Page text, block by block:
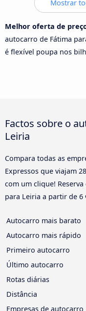
Mostrar
Melhor oferta de
autocarro de Fátima
é flexível poupa nos
Factos sobre o
Leiria
Compara todas as
Expressos que viajam
com um clique!
para Leiria a partir de 6
Autocarro mais barato
Autocarro mais rápido
Primeiro autocarro
Último autocarro
Rotas diárias
Distância
Empresas de autocarro